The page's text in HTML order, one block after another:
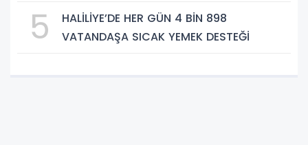
5
HALİLİYE’DE HER GÜN 4 BİN 898
VATANDAŞA SICAK YEMEK DESTEĞİ